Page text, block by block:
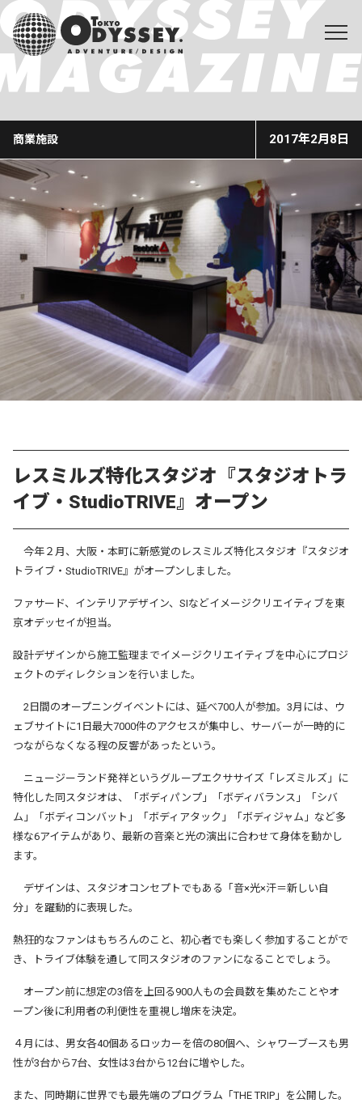
商業施設 2017年2月8日
レスミルズ特化スタジオ『スタジオトラ
イブ・StudioTRIVE』オープン
今年２月、大阪・本町に新感覚のレスミルズ特化スタジオ『スタジオ
トライブ・StudioTRIVE』がオープンしました。
ファサード、インテリアデザイン、SIなどイメージクリエイティブを東
京オデッセイが担当。
設計デザインから施工監理までイメージクリエイティブを中心にプロジ
ェクトのディレクションを行いました。
2 日間のオープニングイベントには、延べ700人が参加。 3月には、ウ
ェブサイトに1 日最大7000件のアクセスが集中し、サーバーが一時的に
つながらなくなる程の反響があったという。
ニュージーランド発祥というグループエクササイズ「レズミルズ」に
特化した同スタジオは、「ボディパンプ」「ボディバランス」「シバ
ム」「ボディコンバット」「ボディアタック」「ボディジャム」など多
様な6アイテムがあり、最新の音楽と光の演出に合わせて身体を動かし
ます。
デザインは、スタジオコンセプトでもある「音×光×汗＝新しい自
分」を躍動的に表現した。
熱狂的なファンはもちろんのこと、初心者でも楽しく参加することがで
き、トライブ体験を通して同スタジオのファンになることでしょう。
オープン前に想定の3倍を上回る 900人もの会員数を集めたことやオ
ープン後に利用者の利便性を重視し増床を決定。
４月には、男女各40個あるロッカーを倍の80個へ、シャワーブースも男
性が3台から7台、女性は3台から 12台に増やした。
また、同時期に世界でも最先端のプログラム「THE TRIP 」を公開した。